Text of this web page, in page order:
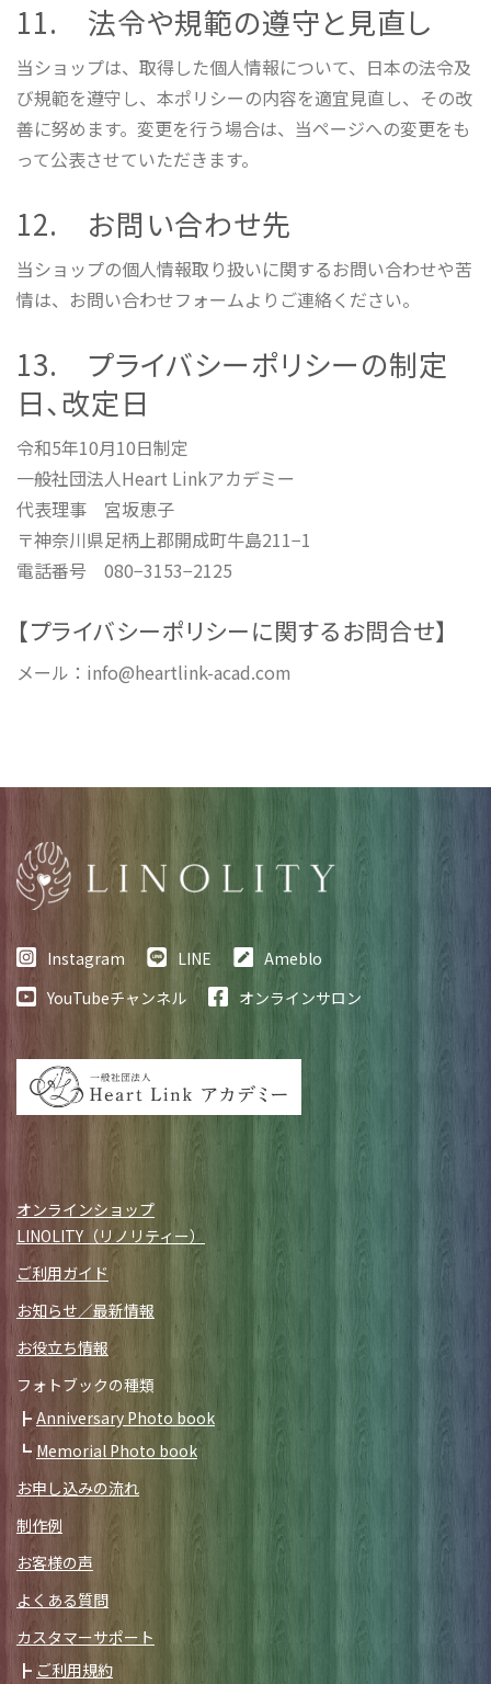
11. 法令や規範の遵守と見直し
当ショップは、取得した個人情報について、日本の法令及
び規範を遵守し、本ポリシーの内容を適宜見直し、その改
善に努めます。変更を行う場合は、当ページへの変更をも
って公表させていただきます。
12. お問い合わせ先
当ショップの個人情報取り扱いに関するお問い合わせや苦
情は、お問い合わせフォームよりご連絡ください。
13. プライバシーポリシーの制定
日、改定日
令和5年10月10日制定
一般社団法人Heart Linkアカデミー
代表理事 宮坂恵子
〒神奈川県足柄上郡開成町牛島211−1
電話番号 080−3153−2125
【プライバシーポリシーに関するお問合せ】
メール：info@heartlink-acad.com
Instagram LINE
Ameblo
YouTubeチャンネル
オンラインサロン
オンラインショップ
LINOLITY（リノリティー）
ご利用ガイド
お知らせ／最新情報
お役立ち情報
フォトブックの種類
Anniversary Photo book
Memorial Photo book
お申し込みの流れ
制作例
お客様の声
よくある質問
カスタマーサポート
ご利用規約